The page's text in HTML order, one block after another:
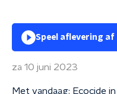
Speel aflevering af
za 10 juni 2023
Met vandaag: Ecocide